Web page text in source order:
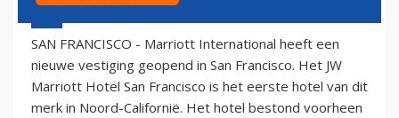
21 april 2006 - 2:00
SAN FRANCISCO - Marriott International heeft een
nieuwe vestiging geopend in San Francisco. Het JW
Marriott Hotel San Francisco is het eerste hotel van dit
merk in Noord-Californië. Het hotel bestond voorheen